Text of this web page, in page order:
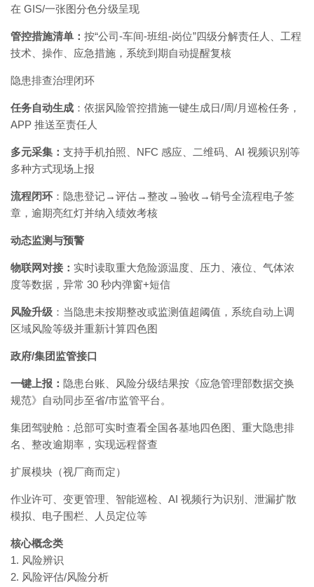
在 GIS/一张图分色分级呈现
管控措施清单： 按“公司-车间-班组-岗位”四级分解责任人、工程
技术、操作、应急措施，系统到期自动提醒复核
隐患排查治理闭环
任务自动生成 ：依据风险管控措施一键生成日/周/月巡检任务，
APP 推送至责任人
多元采集： 支持手机拍照、NFC 感应、二维码、AI 视频识别等
多种方式现场上报
流程闭环 ：隐患登记→评估→整改→验收→销号全流程电子签
章，逾期亮红灯并纳入绩效考核
动态监测与预警
物联网对接： 实时读取重大危险源温度、压力、液位、气体浓
度等数据，异常 30 秒内弹窗+短信
风险升级 ：当隐患未按期整改或监测值超阈值，系统自动上调
区域风险等级并重新计算四色图
政府/集团监管接口
一键上报： 隐患台账、风险分级结果按《应急管理部数据交换
规范》自动同步至省/市监管平台。
集团驾驶舱：总部可实时查看全国各基地四色图、重大隐患排
名、整改逾期率，实现远程督查
扩展模块（视厂商而定）
作业许可、变更管理、智能巡检、AI 视频行为识别、泄漏扩散
模拟、电子围栏、人员定位等
核心概念类
1. 风险辨识
2. 风险评估/风险分析